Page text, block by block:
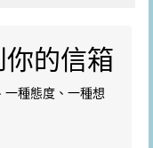
的信箱
種態度、一種想